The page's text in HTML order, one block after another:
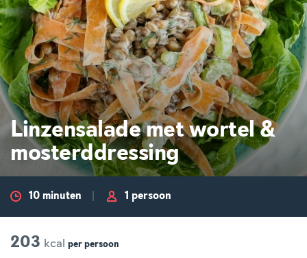
Linzensalade met wortel &
mosterddressing
10 minuten 1 persoon
203 kcal per persoon